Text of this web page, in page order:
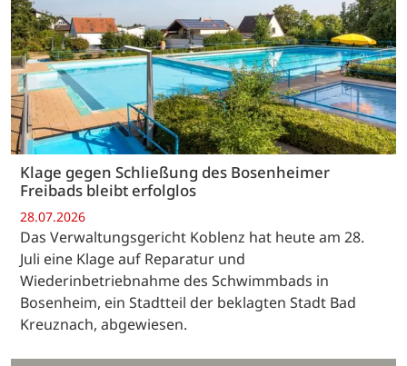
Klage gegen Schließung des Bosenheimer
Freibads bleibt erfolglos
28.07.2026
Das Verwaltungsgericht Koblenz hat heute am 28.
Juli eine Klage auf Reparatur und
Wiederinbetriebnahme des Schwimmbads in
Bosenheim, ein Stadtteil der beklagten Stadt Bad
Kreuznach, abgewiesen.